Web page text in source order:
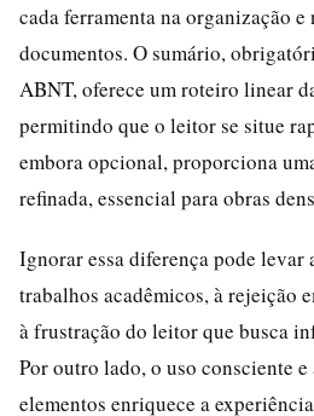
cada ferramenta na organização e
documentos. O sumário,
ABNT, oferece um roteiro linear
permitindo que o leitor se situe
embora opcional, proporciona
refinada, essencial para obras
Ignorar essa diferença pode levar
trabalhos acadêmicos, à rejeição
à frustração do leitor que busca
Por outro lado, o uso consciente e
elementos enriquece a